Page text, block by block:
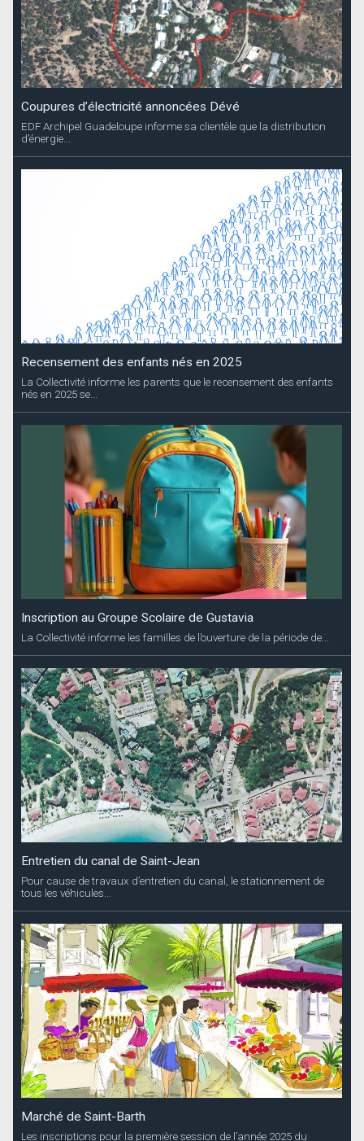
Coupures d’électricité annoncées Dévé
EDF Archipel Guadeloupe informe sa clientèle que la distribution
d’énergie...
Recensement des enfants nés en 2025
La Collectivité informe les parents que le recensement des enfants
nés en 2025 se...
Inscription au Groupe Scolaire de Gustavia
La Collectivité informe les familles de l’ouverture de la période de...
Entretien du canal de Saint-Jean
Pour cause de travaux d’entretien du canal, le stationnement de
tous les véhicules...
Marché de Saint-Barth
Les inscriptions pour la première session de l’année 2025 du